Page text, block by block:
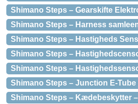
Shimano Steps – Gearskifte
Shimano Steps – Harness
Shimano Steps – Hastigheds
Shimano Steps –
Shimano Steps –
Shimano Steps – Junction E-
Shimano Steps – Kædebeskytter –